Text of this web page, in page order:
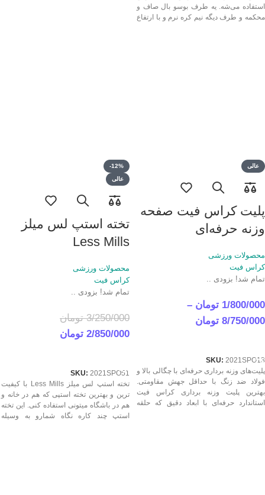
استفاده می‌شه. یه طرف بوسو بال صاف و
محکمه و طرف دیگه نیم کره نرم و با ارتفاع
عالی
پلیت کراس فیت صفحه
وزنه حرفه‌ای
محصولات ورزشی
کراس فیت
تمام شد! بزودی ..
1/800/000 تومان –
8/750/000 تومان
SKU: 2021SPO13
پلیت‌های وزنه برداری حرفه‌ای با چگالی بالا و
فولاد ضد زنگ با حداقل جهش مقاومتی.
بهترین پلیت وزنه برداری کراس فیت
استاندارد حرفه‌ای با ابعاد دقیق که حلقه
-12%
عالی
تخته استپ لس میلز
Less Mills
محصولات ورزشی
کراس فیت
تمام شد! بزودی ..
3/250/000 تومان
2/850/000 تومان
SKU: 2021SPO51
تخته استپ لس میلز Less Mills با کیفیت
ترین و بهترین تخته استپی که هم در خانه و
هم در باشگاه میتونی استفاده کنی. این تخته
استپ چند کاره نگاه شمارو به وسیله